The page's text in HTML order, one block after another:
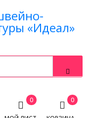
0
0